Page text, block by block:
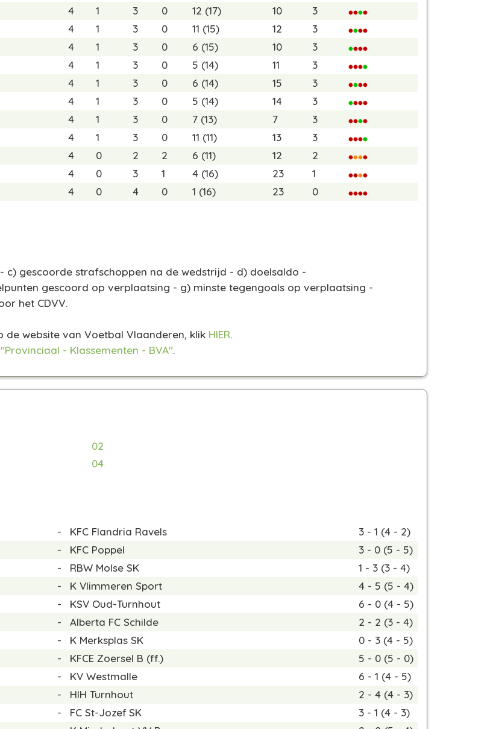
4 1 3 0 12 (17) 10
3
4 1 3 0 11 (15) 12
3
4 1 3 0 6 (15) 10
3
4 1 3 0 5 (14) 11
3
4 1 3 0 6 (14) 15
3
4 1 3 0 5 (14) 14
3
4 1 3 0 7 (13) 7
3
4 1 3 0 11 (11) 13
3
4 0 2 2 6 (11) 12
2
4 0 3 1 4 (16) 23
1
4 0 4 0 1 (16) 23 0
c) gescoorde strafschoppen na de wedstrijd - d) doelsaldo -
gescoord op verplaatsing - g) minste tegengoals op verplaatsing -
het CDVV.
de website van Voetbal Vlaanderen, klik HIER.
"Provinciaal - Klassementen - BVA".
02
04
- KFC Flandria Ravels
3 - 1 (4 - 2)
- KFC Poppel
3 - 0 (5 - 5)
- RBW Molse SK
1 - 3 (3 - 4)
- K Vlimmeren Sport
4 - 5 (5 - 4)
- KSV Oud-Turnhout
6 - 0 (4 - 5)
- Alberta FC Schilde
2 - 2 (3 - 4)
- K Merksplas SK
0 - 3 (4 - 5)
- KFCE Zoersel B (ff.)
5 - 0 (5 - 0)
- KV Westmalle
6 - 1 (4 - 5)
- HIH Turnhout
2 - 4 (4 - 3)
- FC St-Jozef SK
3 - 1 (4 - 3)